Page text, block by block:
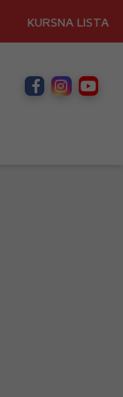
KURSNA LISTA